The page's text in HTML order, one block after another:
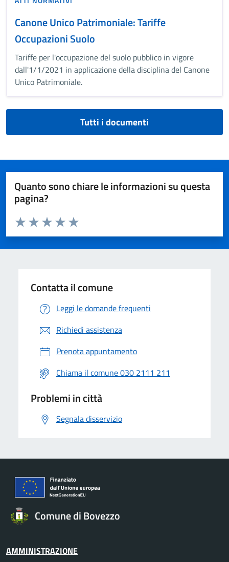
Canone Unico Patrimoniale: Tariffe
Occupazioni Suolo
Tariffe per l'occupazione del suolo pubblico in vigore
dall'1/1/2021 in applicazione della disciplina del Canone
Unico Patrimoniale.
Tutti i documenti
Quanto sono chiare le informazioni su questa
pagina?
Valuta da 1 a 5 stelle la pagina
Valuta 5 stelle su 5
Valuta 4 stelle su 5
Valuta 3 stelle su 5
Valuta 2 stelle su 5
Valuta 1 stelle su 5
Contatta il comune
Leggi le domande frequenti
Richiedi assistenza
Prenota appuntamento
Chiama il comune 030 2111 211
Problemi in città
Segnala disservizio
Comune di Bovezzo
AMMINISTRAZIONE